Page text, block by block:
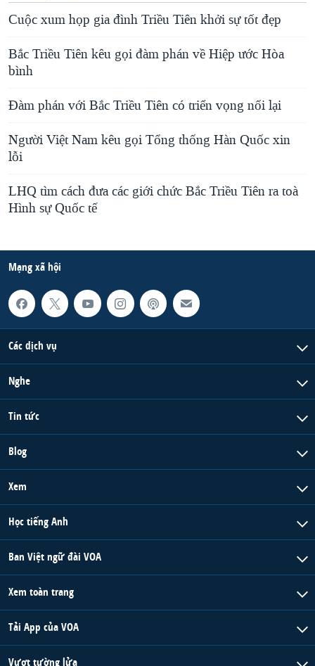
Cuộc xum họp gia đình Triều Tiên khởi sự tốt đẹp
Bắc Triều Tiên kêu gọi đàm phán về Hiệp ước Hòa
bình
Đàm phán với Bắc Triều Tiên có triển vọng nối lại
Người Việt Nam kêu gọi Tổng thống Hàn Quốc xin
lỗi
LHQ tìm cách đưa các giới chức Bắc Triều Tiên ra toà
Hình sự Quốc tế
Mạng xã hội
Các dịch vụ
Nghe
Tin tức
Blog
Xem
Học tiếng Anh
Ban Việt ngữ đài VOA
Xem toàn trang
Tải App của VOA
Vượt tường lửa